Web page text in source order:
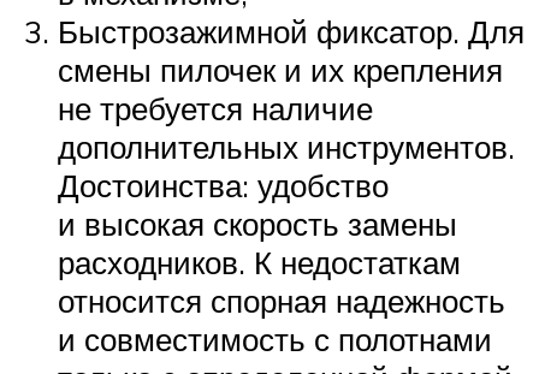
Быстрозажимной фиксатор. Для
смены пилочек и их крепления
не требуется наличие
дополнительных инструментов.
Достоинства: удобство
и высокая скорость замены
расходников. К недостаткам
относится спорная надежность
и совместимость с полотнами